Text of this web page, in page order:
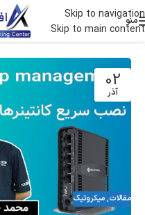
Skip to navigation
Skip to main content
منو
02
آذر
مقالات,میکروتیک